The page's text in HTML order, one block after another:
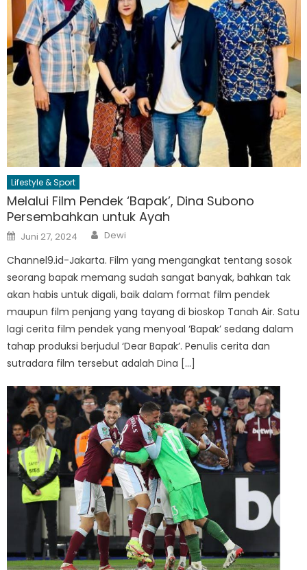
Lifestyle & Sport
Melalui Film Pendek ‘Bapak’, Dina Subono
Persembahkan untuk Ayah
Posted
on
Juni 27, 2024 Author
Dewi
Channel9.id-Jakarta. Film yang mengangkat tentang sosok
seorang bapak memang sudah sangat banyak, bahkan tak
akan habis untuk digali, baik dalam format film pendek
maupun film penjang yang tayang di bioskop Tanah Air. Satu
lagi cerita film pendek yang menyoal ‘Bapak’ sedang dalam
tahap produksi berjudul ‘Dear Bapak’. Penulis cerita dan
sutradara film tersebut adalah Dina […]